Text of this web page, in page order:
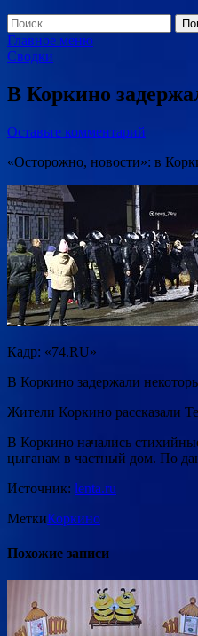
Найти:
Главное меню
Сводки
В Коркино
Оставьте комментарий
«Осторожно, новости»: в
Кадр: «74.RU»
В Коркино задержали
Жители Коркино рассказали
В Коркино начались
цыганам в частный дом. По
Источник: lenta.ru
МеткиКоркино
Похожие записи